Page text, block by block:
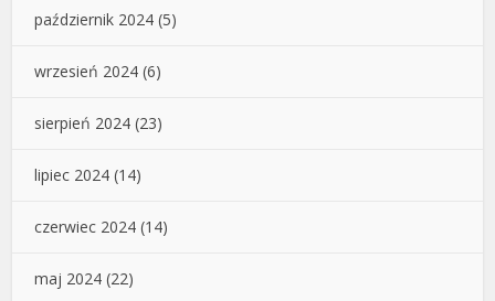
październik 2024 (5)
wrzesień 2024 (6)
sierpień 2024 (23)
lipiec 2024 (14)
czerwiec 2024 (14)
maj 2024 (22)